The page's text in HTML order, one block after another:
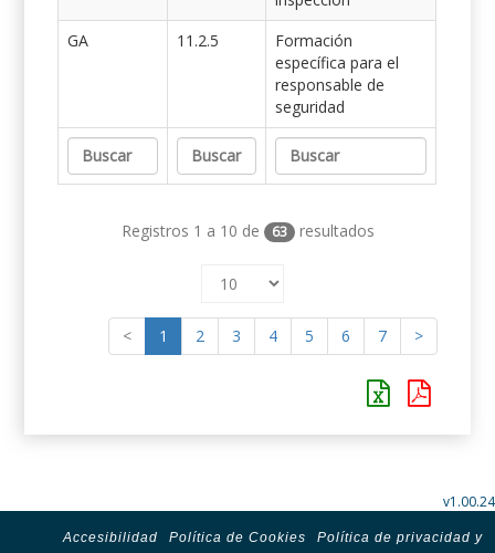
GA
11.2.5
Formación
específica para el
responsable de
seguridad
Registros 1 a 10 de 63 resultados
< 1 2 3 4 5 6 7 >
v1.00.24
Accesibilidad Política de Cookies
Política de privacidad y